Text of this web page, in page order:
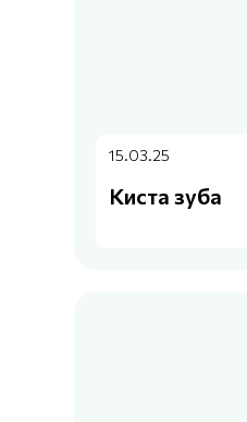
15.03.25
Киста зуба